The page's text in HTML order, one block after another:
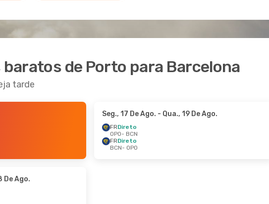
baratos de Porto para Barcelona
tarde
Seg., 17 De Ago. - Qua., 19 De Ago.
FRDireto
OPO- BCN
FRDireto
BCN- OPO
De Ago.